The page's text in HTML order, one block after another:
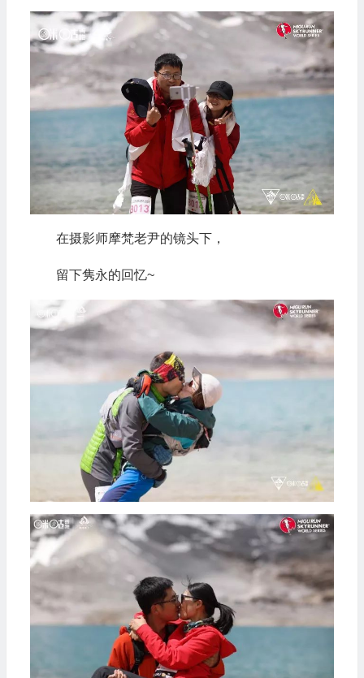
在摄影师摩梵老尹的镜头下，
留下隽永的回忆~